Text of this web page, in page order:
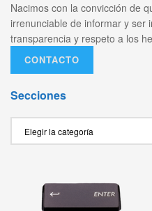
Nacimos con la convicción de
irrenunciable de informar y ser
transparencia y respeto a los
CONTACTO
Secciones